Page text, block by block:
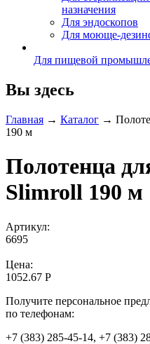
назначения
Для эндоскопов
Для моюще-
Для пищевой
Вы здесь
Главная → Каталог →
190 м
Полотенца
Slimroll 190 м
Артикул:
6695
Цена:
1052.67 Р
Получите персональное
по телефонам:
+7 (383) 285-45-14, +7 (383)